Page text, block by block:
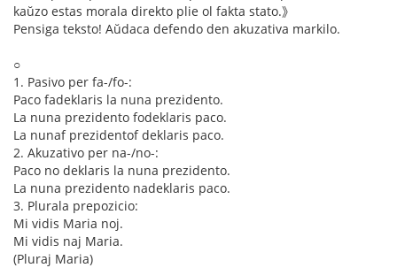
kaŭzo estas morala direkto plie ol fakta stato.》
Pensiga teksto! Aŭdaca defendo den akuzativa markilo.
○
1. Pasivo per fa-/fo-:
Paco fadeklaris la nuna prezidento.
La nuna prezidento fodeklaris paco.
La nunaf prezidentof deklaris paco.
2. Akuzativo per na-/no-:
Paco no deklaris la nuna prezidento.
La nuna prezidento nadeklaris paco.
3. Plurala prepozicio:
Mi vidis Maria noj.
Mi vidis naj Maria.
(Pluraj Maria)